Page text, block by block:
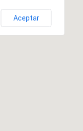
Aceptar